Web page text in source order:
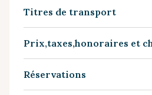
Titres de transport
Prix,taxes,honoraires et
Réservations